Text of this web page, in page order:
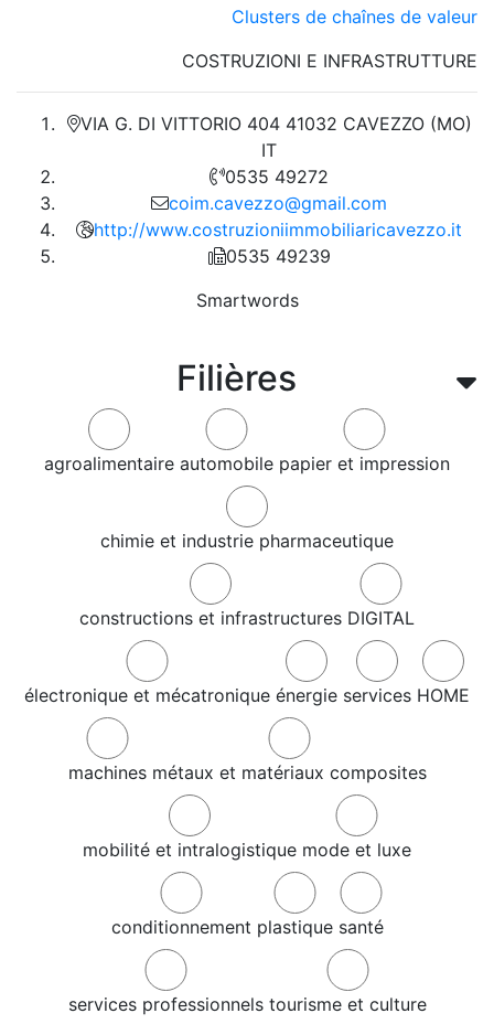
Filières
agroalimentaire automobile papier et impression
chimie et industrie pharmaceutique
constructions et infrastructures DIGITAL
électronique et mécatronique énergie services HOME
machines métaux et matériaux composites
mobilité et intralogistique mode et luxe
conditionnement plastique santé
services professionnels tourisme et culture
Clusters de chaînes de valeur
COSTRUZIONI E INFRASTRUTTURE
VIA G. DI VITTORIO 404 41032 CAVEZZO (MO)
IT
0535 49272
coim.cavezzo@gmail.com
http://www.costruzioniimmobiliaricavezzo.it
0535 49239
Smartwords